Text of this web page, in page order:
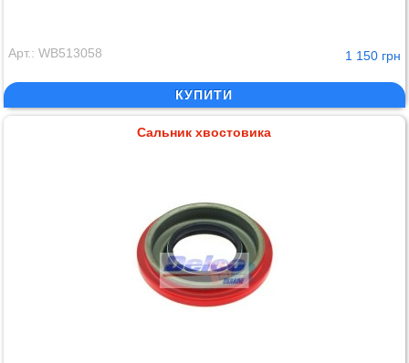
Арт.: WB513058 1 150 грн
КУПИТИ
Сальник хвостовика